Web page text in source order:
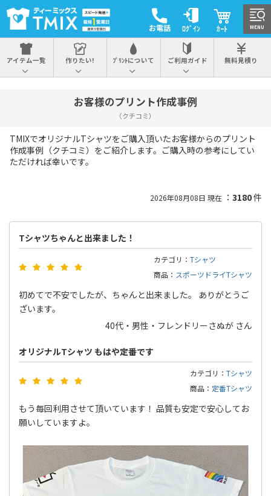
お電話 ﾛｸﾞｲﾝ ｶｰﾄ
アイテム一覧 作りたい! ﾌﾟﾘﾝﾄについて ご利用ガイド 無料見積り
お客様のプリント作成事例
（クチコミ）
TMIXでオリジナルTシャツをご購入頂いたお客様からのプリント
作成事例（クチコミ）をご紹介します。ご購入時の参考にしてい
ただければ幸いです。
2026年08月08日 現在 ： 3180件
Tシャツちゃんと出来ました！
カテゴリ： Tシャツ
商品： スポーツドライTシャツ
初めてで不安でしたが、ちゃんと出来ました。 ありがとうご
ざいます。
40代・男性・フレンドリーさぬが さん
オリジナルTシャツ もはや定番です
カテゴリ： Tシャツ
商品： 定番Tシャツ
もう毎回利用させて頂いています！ 品質も安定で安心してお
願いしていますよ。
MENU